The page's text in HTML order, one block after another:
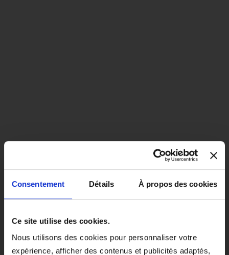
Consentement Détails À propos des cookies
Ce site utilise des cookies.
Nous utilisons des cookies pour personnaliser votre
expérience, afficher des contenus et publicités adaptés,
close
EN COLORIS NOIR, CE PRODUIT
SEPTEMBRE 2026.